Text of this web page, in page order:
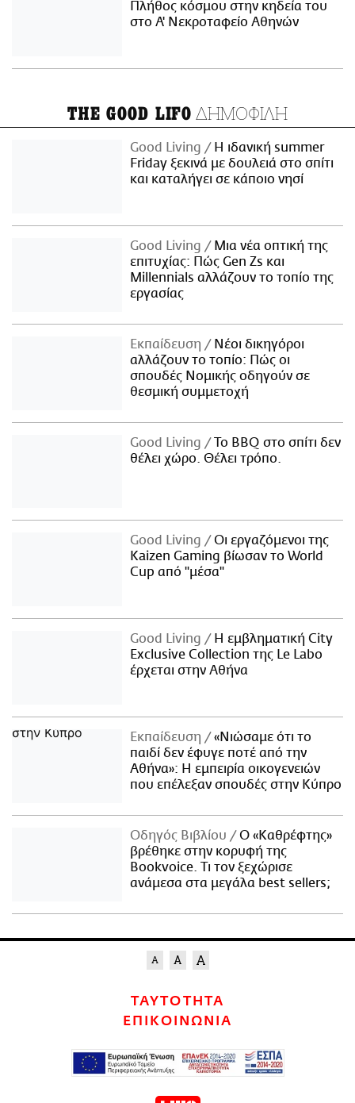
Πλήθος κόσμου στην κηδεία του
στο Α' Νεκροταφείο Αθηνών
THE GOOD LIFO ΔΗΜΟΦΙΛΗ
Good Living
Η ιδανική summer
Friday ξεκινά με δουλειά στο σπίτι
και καταλήγει σε κάποιο νησί
Good Living
Μια νέα οπτική της
επιτυχίας: Πώς Gen Zs και
Millennials αλλάζουν το τοπίο της
εργασίας
Εκπαίδευση
Νέοι δικηγόροι
αλλάζουν το τοπίο: Πώς οι
σπουδές Νομικής οδηγούν σε
θεσμική συμμετοχή
Good Living
Το BBQ στο σπίτι δεν
θέλει χώρο. Θέλει τρόπο.
Good Living
Οι εργαζόμενοι της
Kaizen Gaming βίωσαν το World
Cup από "μέσα"
Good Living
Η εμβληματική City
Exclusive Collection της Le Labo
έρχεται στην Αθήνα
Εκπαίδευση
«Νιώσαμε ότι το
παιδί δεν έφυγε ποτέ από την
Αθήνα»: Η εμπειρία οικογενειών
που επέλεξαν σπουδές στην Κύπρο
Οδηγός Βιβλίου
Ο «Καθρέφτης»
βρέθηκε στην κορυφή της
Bookvoice. Τι τον ξεχώρισε
ανάμεσα στα μεγάλα best sellers;
ΤΑΥΤΟΤΗΤΑ
ΕΠΙΚΟΙΝΩΝΙΑ